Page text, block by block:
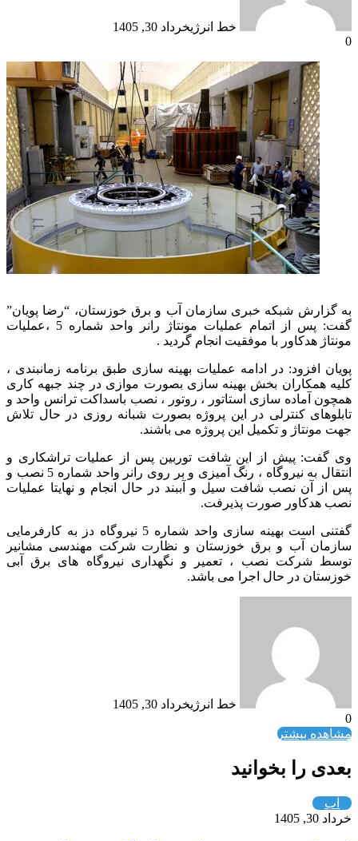
خط انرژیخرداد 30, 1405
0
به گزارش شبکه خبری سازمان آب و برق خوزستان، “رضا پویان”
گفت: پس از اتمام عملیات مونتاژ رانر واحد شماره 5 ،عملیات
مونتاژ هدکاور با موفقیت انجام گردید .
پویان افزود: در ادامه عملیات بهینه سازی طبق برنامه زمانبندی ،
کلیه همکاران بخش بهینه سازی بصورت موازی در چند جبهه کاری
همچون آماده سازی استاتور ، روتور ، نصب باسداکت ترانس واحد و
تابلوهای کنترلی در این پروژه بصورت شبانه روزی در حال تلاش
جهت مونتاژ و تکمیل این پروژه می باشند.
وی گفت: پیش از این شافت توربین پس از عملیات تراشکاری و
انتقال به نیروگاه ، رنگ آمیزی و بر روی رانر واحد شماره 5 نصب و
پس از آن نصب شافت سیل و آببند در حال انجام و نهایتا عملیات
نصب هدکاور صورت پذیرفت.
گفتنی است بهینه سازی واحد شماره 5 نیروگاه دز به کارفرمایی
سازمان آب و برق خوزستان و نظارت شرکت مهندسی مشانیر
توسط شرکت نصب ، تعمیر و نگهداری نیروگاه های برق آبی
خوزستان در حال اجرا می باشد.
خط انرژیخرداد 30, 1405
0
مشاهده بیشتر
بعدی را بخوانید
آب
خرداد 30, 1405